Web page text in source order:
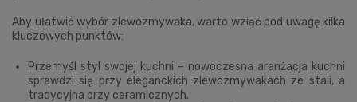
Aby ułatwić wybór zlewozmywaka, warto wziąć pod uwagę kilka
kluczowych punktów:
Przemyśl styl swojej kuchni – nowoczesna aranżacja kuchni
sprawdzi się przy eleganckich zlewozmywakach ze stali, a
tradycyjna przy ceramicznych.